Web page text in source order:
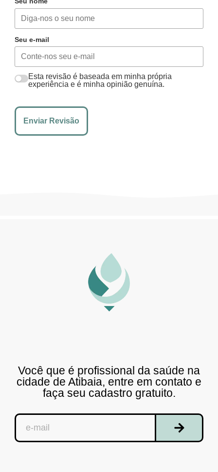
Seu e-mail
Esta revisão é baseada em minha própria
experiência e é minha opinião genuína.
Enviar Revisão
Você que é profissional da saúde na
cidade de Atibaia, entre em contato e
faça seu cadastro gratuito.